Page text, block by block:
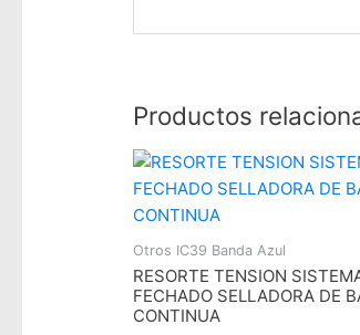
Productos
Otros IC39 Banda Azul
RESORTE TENSION
FECHADO SELLADORA DE
CONTINUA